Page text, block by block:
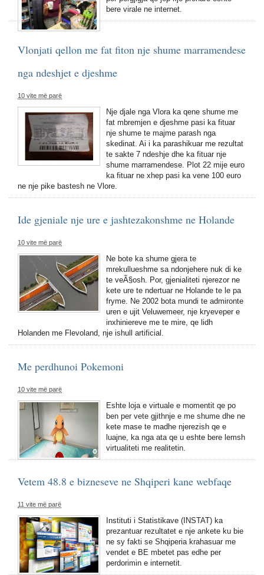
bere virale ne internet.
Vlonjati qellon me fat fiton nje shume marramendese
nga ndeshjet e djeshme
10 vite më parë
Nje djale nga Vlora ka qene shume me
fat mbremjen e djeshme pasi ka fituar
nje shume te majme parash nga
skedinat. Ai i ka parashikuar me rezultat
te sakte 7 ndeshje dhe ka fituar nje
shume marramendese. Plot 22 mije euro
ka fituar ne xhep pasi ka vene 100 euro
ne nje pike bastesh ne Vlore.
Ide gjeniale nje ure e jashtezakonshme ne Holande
10 vite më parë
Ne bote ka shume gjera te
mrekullueshme sa ndonjehere nuk di ke
te veÃ§osh. Por, gjenialiteti njerezor ne
kete ure te ndertuar ne Holande te le pa
fryme. Ne 2002 bota mundi te admironte
uren e ujit Veluwemeer, nje kryeveper e
inxhiniereve me te mire, qe lidh
Holanden me Flevoland, nje ishull artificial.
Me perdhunoi Pokemoni
10 vite më parë
Eshte loja e virtuale e momentit qe po
ben per vete gjithnje e me shume dhe ne
kete mase te madhe njerezish qe e
luajne, ka nga ata qe u eshte bere lemsh
virtualiteti me realitetin.
Vetem 48.8 e bizneseve ne Shqiperi kane webfaqe
11 vite më parë
Instituti i Statistikave (INSTAT) ka
prezantuar rezultatet e nje ankete ku bie
ne sy fakti se Shqiperia krahasuar me
vendet e BE mbetet pas edhe per
perdorimin e internetit.